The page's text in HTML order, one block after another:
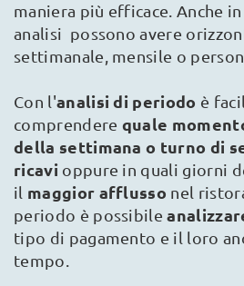
maniera più efficace. Anche
analisi possono avere
settimanale, mensile o
Con l'analisi di periodo è
comprendere quale
della settimana o turno di
ricavi oppure in quali giorni
il maggior afflusso nel
periodo è possibile
tipo di pagamento e il loro
tempo.